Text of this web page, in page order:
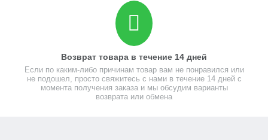
Возврат товара в течение 14 дней
Если по каким-либо причинам товар вам не понравился или
не подошел, просто свяжитесь с нами в течение 14 дней с
момента получения заказа и мы обсудим варианты
возврата или обмена